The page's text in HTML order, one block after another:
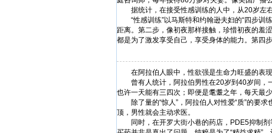
据统计，在接受性感训练的人中，从20岁左右
“性感训练”以马斯特和约翰逊夫妇的“四步训
距离。第二步，像初夜那样接触，珍惜初夜的羞
都是为了激发享受自己，享受身体的能力。第四
在阿拉伯人眼中，性欲强是生命力旺盛的表现
曾有人统计，阿拉伯男性在20岁到40岁间，
也许一天能有三四次；即便是耄耋之年，每天最
除了量的“惊人”，阿拉伯人对性爱“质”的要求
顶，男性就会主动求医。
同时，在开罗大街小巷的药店，PDE5抑制剂